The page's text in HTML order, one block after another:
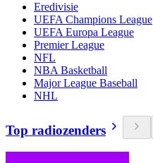
Eredivisie
UEFA Champions League
UEFA Europa League
Premier League
NFL
NBA Basketball
Major League Baseball
NHL
Top radiozenders